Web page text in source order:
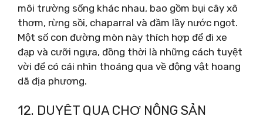
môi trường sống khác nhau, bao gồm bụi cây xô
thơm, rừng sồi, chaparral và đầm lầy nước ngọt.
Một số con đường mòn này thích hợp để đi xe
đạp và cưỡi ngựa, đồng thời là những cách tuyệt
vời để có cái nhìn thoáng qua về động vật hoang
dã địa phương.
12. DUYỆT QUA CHỢ NÔNG SẢN